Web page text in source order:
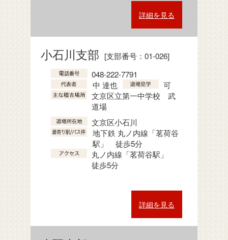
詳細を見る
小石川支部 [支部番号：01-026]
048-222-7791
中 達也
可
文京区立第一中学校 武
道場
文京区小石川
地下鉄 丸ノ内線「茗荷谷
駅」 徒歩5分
丸ノ内線「茗荷谷駅」
徒歩5分
詳細を見る